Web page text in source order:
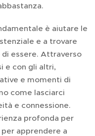
è aiutare le
e a trovare
essere. Attraverso
e con gli altri,
e momenti di
come lasciarci
e connessione.
profonda per
apprendere a